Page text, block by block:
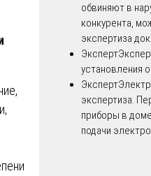
обвиняют в
конкурента,
экспертиза
Эксперт
установления
Эксперт
экспертиза.
приборы в
подачи